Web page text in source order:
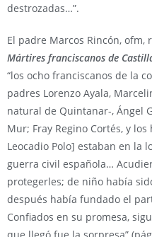
destrozadas…”.
El padre Marcos Rincón, ofm,
Mártires franciscanos de
“los ocho franciscanos de la
padres Lorenzo Ayala,
natural de Quintanar-, Ángel
Mur; Fray Regino Cortés, y
Leocadio Polo] estaban en la
guerra civil española…
protegerles; de niño había
después había fundado el
Confiados en su promesa,